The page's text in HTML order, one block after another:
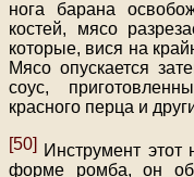
нога барана
костей, мясо
которые, вися на
Мясо опускается
соус,
красного перца и
[50] Инструмент
форме ромба, он